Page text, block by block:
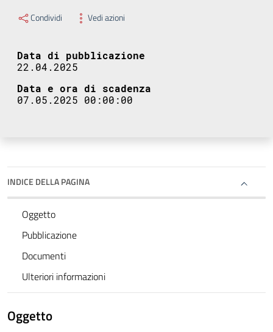
Condividi Vedi azioni
Data di pubblicazione
22.04.2025
Data e ora di scadenza
07.05.2025 00:00:00
INDICE DELLA PAGINA
Oggetto
Pubblicazione
Documenti
Ulteriori informazioni
Oggetto